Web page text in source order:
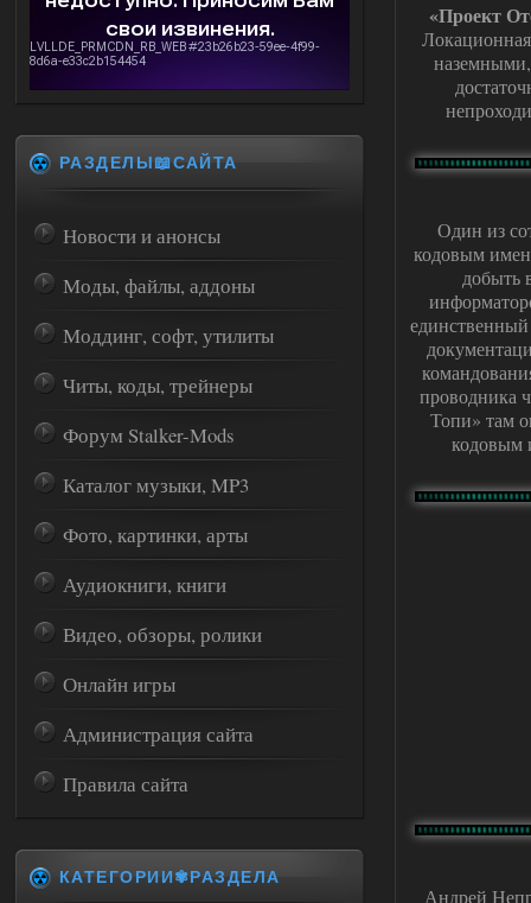
«Проект
Один из
кодовым
добыть
проводника
Топи» там
кодовым
Андрей
РАЗДЕЛЫ📖САЙТА
Новости и анонсы
Моды, файлы, аддоны
Моддинг, софт, утилиты
Читы, коды, трейнеры
Форум Stalker-Mods
Каталог музыки, MP3
Фото, картинки, арты
Аудиокниги, книги
Видео, обзоры, ролики
Онлайн игры
Администрация сайта
Правила сайта
КАТЕГОРИИ✾РАЗДЕЛА